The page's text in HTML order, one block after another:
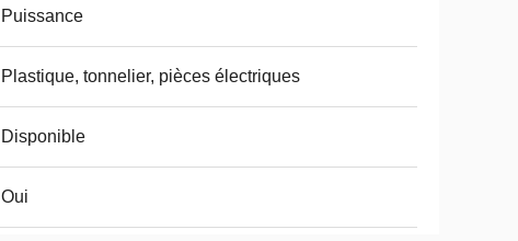
Puissance
Plastique, tonnelier, pièces électriques
Disponible
Oui